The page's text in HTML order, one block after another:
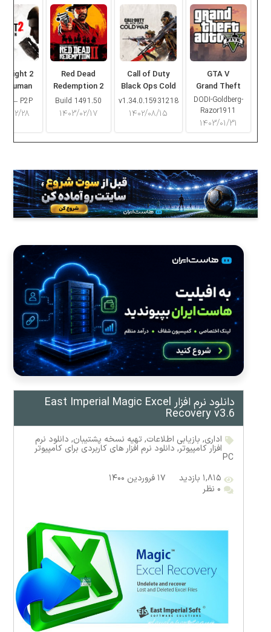
GTA V
Grand Theft
Auto V
DODI-Goldberg-
Razor1911
۱۴۰۳/۰۱/۳۱
Call of Duty
Black Ops Cold
War
v1.34.0.15931218
۱۴۰۲/۰۸/۱۵
Red Dead
Redemption 2
Build 1491.50
۱۴۰۳/۰۲/۱۷
Light 2
Human
– P2P
۱۴۰۳/
دانلود نرم افزار East Imperial Magic Excel
Recovery v3.6
اداری, بازیابی اطلاعات,تهیه نسخه پشتیبان, دانلود نرم
افزار کامپیوتر, دانلود نرم افزار های کاربردی برای کامپیوتر
PC
۱,۸۱۵ بازدید
۱۷ فروردین ۱۴۰۰
۰ نظر